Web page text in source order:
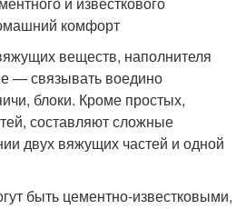
веществ, наполнителя
— связывать воедино
блоки. Кроме простых,
составляют сложные
двух вяжущих частей и одной
быть цементно-известковыми,